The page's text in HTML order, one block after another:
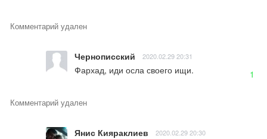
Комментарий удален
Чернописский 2020.02.29 20:31
Фархад, иди осла своего ищи. 1
Комментарий удален
Янис Кияраклиев 2020.02.29 20:30